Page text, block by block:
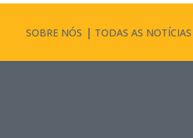
SOBRE NÓS TODAS AS NOTÍCIAS